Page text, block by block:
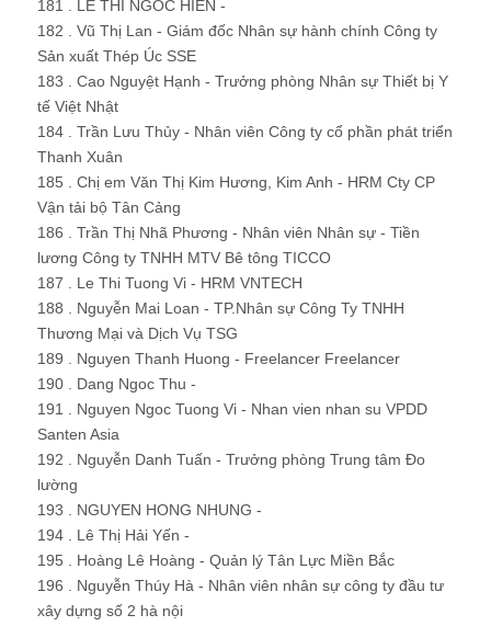
181 . LE THI NGOC HIEN -
182 . Vũ Thị Lan - Giám đốc Nhân sự hành chính Công ty
Sản xuất Thép Úc SSE
183 . Cao Nguyệt Hạnh - Trưởng phòng Nhân sự Thiết bị Y
tế Việt Nhật
184 . Trần Lưu Thủy - Nhân viên Công ty cổ phần phát triển
Thanh Xuân
185 . Chị em Văn Thị Kim Hương, Kim Anh - HRM Cty CP
Vận tải bộ Tân Cảng
186 . Trần Thị Nhã Phương - Nhân viên Nhân sự - Tiền
lương Công ty TNHH MTV Bê tông TICCO
187 . Le Thi Tuong Vi - HRM VNTECH
188 . Nguyễn Mai Loan - TP.Nhân sự Công Ty TNHH
Thương Mại và Dịch Vụ TSG
189 . Nguyen Thanh Huong - Freelancer Freelancer
190 . Dang Ngoc Thu -
191 . Nguyen Ngoc Tuong Vi - Nhan vien nhan su VPDD
Santen Asia
192 . Nguyễn Danh Tuấn - Trưởng phòng Trung tâm Đo
lường
193 . NGUYEN HONG NHUNG -
194 . Lê Thị Hải Yến -
195 . Hoàng Lê Hoàng - Quản lý Tân Lực Miền Bắc
196 . Nguyễn Thúy Hà - Nhân viên nhân sự công ty đầu tư
xây dựng số 2 hà nội